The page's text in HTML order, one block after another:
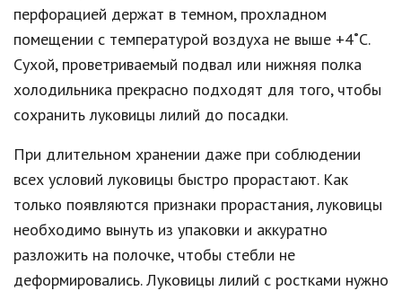
перфорацией держат в темном, прохладном
помещении с температурой воздуха не выше +4˚С.
Сухой, проветриваемый подвал или нижняя полка
холодильника прекрасно подходят для того, чтобы
сохранить луковицы лилий до посадки.
При длительном хранении даже при соблюдении
всех условий луковицы быстро прорастают. Как
только появляются признаки прорастания, луковицы
необходимо вынуть из упаковки и аккуратно
разложить на полочке, чтобы стебли не
деформировались. Луковицы лилий с ростками нужно